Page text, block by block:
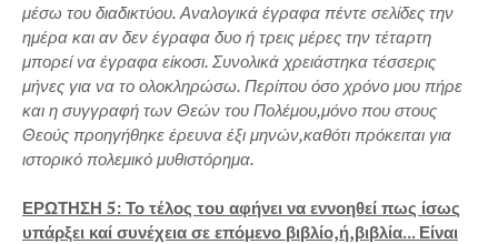
μέσω του διαδικτύου. Αναλογικά έγραφα πέντε σελίδες την
ημέρα και αν δεν έγραφα δυο ή τρεις μέρες την τέταρτη
μπορεί να έγραφα είκοσι. Συνολικά χρειάστηκα τέσσερις
μήνες για να το ολοκληρώσω. Περίπου όσο χρόνο μου πήρε
και η συγγραφή των Θεών του Πολέμου,μόνο που στους
Θεούς προηγήθηκε έρευνα έξι μηνών,καθότι πρόκειται για
ιστορικό πολεμικό μυθιστόρημα.
ΕΡΩΤΗΣΗ 5: Το τέλος του αφήνει να εννοηθεί πως ίσως
υπάρξει καί συνέχεια σε επόμενο βιβλίο,ή,βιβλία... Είναι